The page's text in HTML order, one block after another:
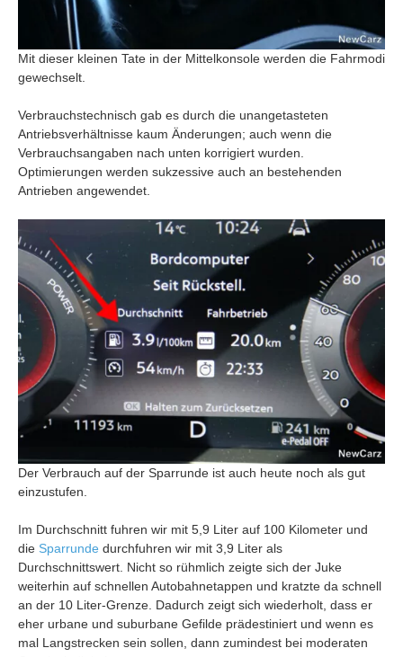
Mit dieser kleinen Tate in der Mittelkonsole werden die Fahrmodi
gewechselt.
Verbrauchstechnisch gab es durch die unangetasteten
Antriebsverhältnisse kaum Änderungen; auch wenn die
Verbrauchsangaben nach unten korrigiert wurden.
Optimierungen werden sukzessive auch an bestehenden
Antrieben angewendet.
Der Verbrauch auf der Sparrunde ist auch heute noch als gut
einzustufen.
Im Durchschnitt fuhren wir mit 5,9 Liter auf 100 Kilometer und
die Sparrunde durchfuhren wir mit 3,9 Liter als
Durchschnittswert. Nicht so rühmlich zeigte sich der Juke
weiterhin auf schnellen Autobahnetappen und kratzte da schnell
an der 10 Liter-Grenze. Dadurch zeigt sich wiederholt, dass er
eher urbane und suburbane Gefilde prädestiniert und wenn es
mal Langstrecken sein sollen, dann zumindest bei moderaten